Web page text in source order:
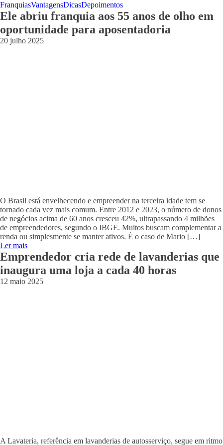
FranquiasVantagensDicasDepoimentos
Ele abriu franquia aos 55 anos de olho em
oportunidade para aposentadoria
20 julho 2025
O Brasil está envelhecendo e empreender na terceira idade tem se
tornado cada vez mais comum. Entre 2012 e 2023, o número de donos
de negócios acima de 60 anos cresceu 42%, ultrapassando 4 milhões
de empreendedores, segundo o IBGE. Muitos buscam complementar a
renda ou simplesmente se manter ativos. É o caso de Mario […]
Ler mais
Emprendedor cria rede de lavanderias que
inaugura uma loja a cada 40 horas
12 maio 2025
A Lavateria, referência em lavanderias de autosserviço, segue em ritmo